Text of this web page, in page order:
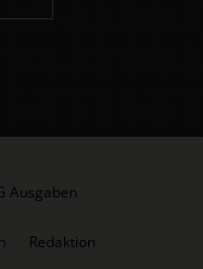
Ausgaben
Redaktion